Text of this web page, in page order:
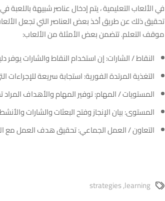
في الألعاب التعليمية ، يتم إدخال عناصر شبيهة
تحقيق ذلك عن طريق أخذ بعض العناصر التي تجعل
موقف التعلم. تتضمن بعض الأمثلة من الألعاب:
النقاط / الشارات: إن استخدام النقاط والشارات يوفر
التغذية المرتدة الفورية: استجابة سريعة للإجراءات
المستويات / المهام: توفير المهام والأهداف المراد
المستوى: بيان الإنجاز وفتح البعثات والشارات
التعاون / العمل الجماعي: تحقيق هدف العمل مع
learning
,
strategies